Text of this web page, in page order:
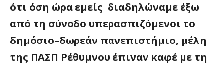
ότι όση ώρα εμείς διαδηλώναμε έξω
από τη σύνοδο υπερασπιζόμενοι το
δημόσιο–δωρεάν πανεπιστήμιο, μέλη
της ΠΑΣΠ Ρέθυμνου έπιναν καφέ με τη